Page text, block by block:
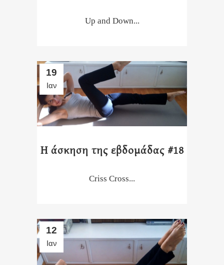
Up and Down...
19
Ιαν
Η άσκηση της εβδομάδας #18
Criss Cross...
12
Ιαν